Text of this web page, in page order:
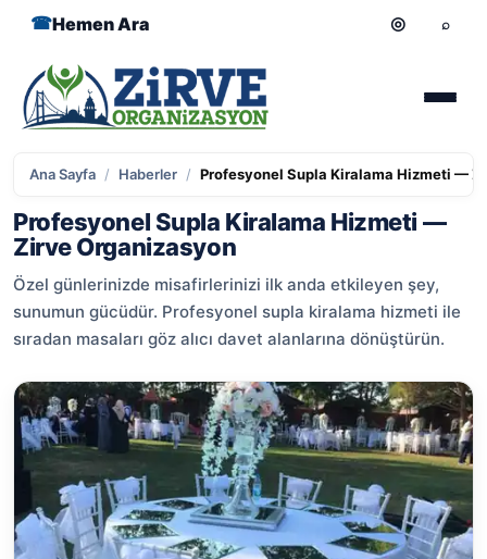
Hemen Ara
Ana Sayfa / Haberler / Profesyonel Supla Kiralama Hizmeti —
Profesyonel Supla Kiralama Hizmeti —
Zirve Organizasyon
Özel günlerinizde misafirlerinizi ilk anda etkileyen şey,
sunumun gücüdür. Profesyonel supla kiralama hizmeti ile
sıradan masaları göz alıcı davet alanlarına dönüştürün.